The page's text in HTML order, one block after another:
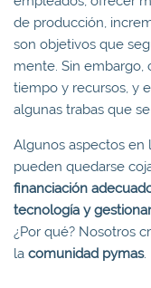
de producción,
son objetivos que
mente. Sin embargo,
tiempo y recursos, y
algunas trabas que
Algunos aspectos en
pueden quedarse
financiación
tecnología y
¿Por qué? Nosotros
la comunidad pymas.